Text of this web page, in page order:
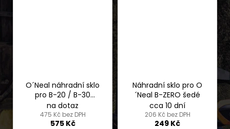
O´Neal náhradní sklo
pro B-20 / B-30
radium red
na dotaz
475 Kč bez DPH
575 Kč
Náhradní sklo pro O
´Neal B-ZERO šedé
cca 10 dní
206 Kč bez DPH
249 Kč